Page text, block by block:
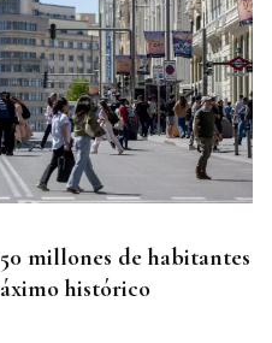
millones de habitantes
histórico